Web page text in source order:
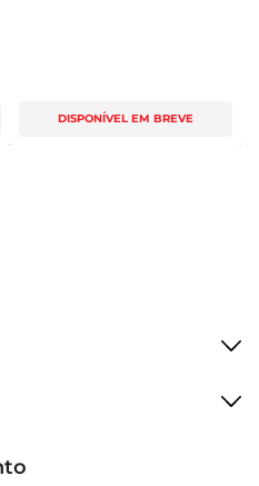
DISPONÍVEL EM BREVE